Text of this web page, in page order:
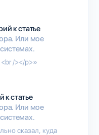
к статье
Или мое
/></p>»
к статье
Или мое
сказал, куда